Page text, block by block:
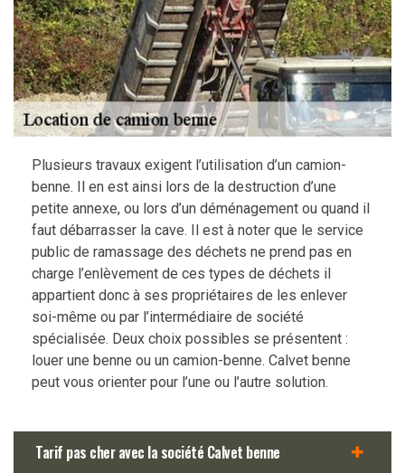
Plusieurs travaux exigent l’utilisation d’un camion-
benne. Il en est ainsi lors de la destruction d’une
petite annexe, ou lors d’un déménagement ou quand il
faut débarrasser la cave. Il est à noter que le service
public de ramassage des déchets ne prend pas en
charge l’enlèvement de ces types de déchets il
appartient donc à ses propriétaires de les enlever
soi-même ou par l’intermédiaire de société
spécialisée. Deux choix possibles se présentent :
louer une benne ou un camion-benne. Calvet benne
peut vous orienter pour l’une ou l’autre solution.
Tarif pas cher avec la société Calvet benne